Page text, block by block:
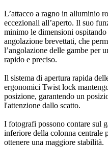
L’attacco a ragno in alluminio
eccezionali all’aperto. Il suo
minimo le dimensioni
angolazione brevettati, che
l’angolazione delle gambe per
rapido e preciso.
Il sistema di apertura rapida
ergonomici Twist lock
posizione, garantendo un
l'attenzione dallo scatto.
I fotografi possono contare sul
inferiore della colonna centrale
ottenere una maggiore stabilità.